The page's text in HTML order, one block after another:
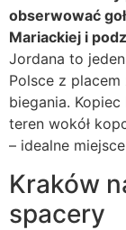
obserwować
Mariackiej i
Jordana to
Polsce z
biegania.
teren wokół
– idealne
Kraków
spacery